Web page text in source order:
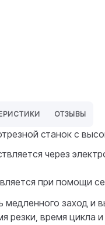
ОТЗЫВЫ
станок с
через
при помощи
заход и
резки, время цикла